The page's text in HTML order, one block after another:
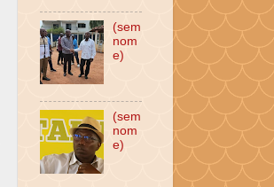
(sem
nom
e)
(sem
nom
e)